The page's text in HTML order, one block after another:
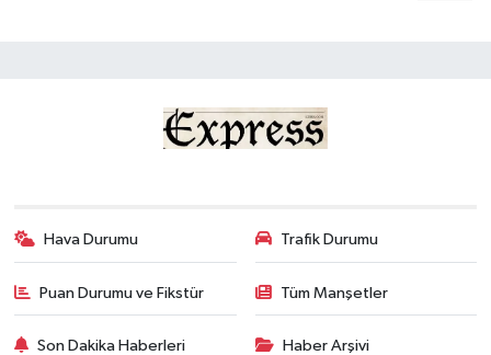
Hava Durumu Trafik Durumu
Puan Durumu ve Fikstür Tüm Manşetler
Son Dakika Haberleri Haber Arşivi